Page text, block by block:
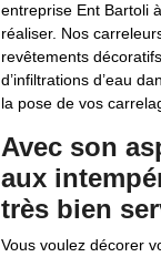
entreprise Ent Bartoli
réaliser. Nos
revêtements
d’infiltrations d’eau
la pose de vos
Avec son
aux
très bien
Vous voulez décorer